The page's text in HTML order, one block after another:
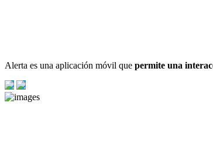
Alerta es una aplicación móvil que permite una